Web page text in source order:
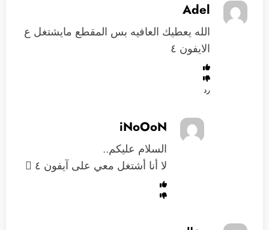
Adel
الله يعطيك العافيه بس المقطع مايشتغل ع
الايفون ٤
رد
iNoOoN
السلام عليكم..
لا أنا أشتغل معي على آيفون ٤ 